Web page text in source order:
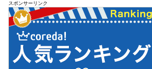
スポンサーリンク